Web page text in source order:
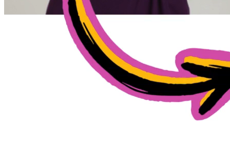
Impulsado por avances de investigación de Alibaba, el generador de
video AI Wan 2 5 entrega transformación excepcional de fotos con
impresionante coherencia de movimiento y fidelidad visual usando
tecnología AI Wan 2.5. Produce contenido corto de Wan 2 5 AI.
Opciones Flexibles de Longitud
El generador crea clips desde 3 segundos hasta duraciones más
largas. Ideal para TikTok, Instagram Reels, YouTube Shorts con
Wan 2 5, o presentaciones—todo con calidad profesional consistente